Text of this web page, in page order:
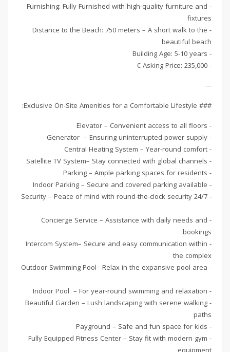
- Furnishing: Fully Furnished with high-quality furniture and
fixtures
- Distance to the Beach: 750 meters – A short walk to the
beautiful beach
- Building Age: 5-10 years
- Asking Price: 235,000 €
---
### Exclusive On-Site Amenities for a Comfortable Lifestyle:
- Elevator – Convenient access to all floors
- Generator – Ensuring uninterrupted power supply
- Central Heating System – Year-round comfort
- Satellite TV System– Stay connected with global channels
- Parking – Ample parking spaces for residents
- Indoor Parking – Secure and covered parking available
- 24/7 Security – Peace of mind with round-the-clock security
- Concierge Service – Assistance with daily needs and
bookings
- Intercom System– Secure and easy communication within
the complex
- Outdoor Swimming Pool– Relax in the expansive pool area
- Indoor Pool – For year-round swimming and relaxation
- Beautiful Garden – Lush landscaping with serene walking
paths
- Payground – Safe and fun space for kids
- Fully Equipped Fitness Center – Stay fit with modern gym
equipment